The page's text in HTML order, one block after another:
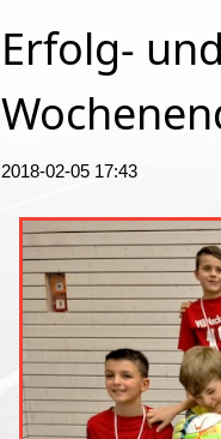
Erfolg-
2018-02-05 17:43